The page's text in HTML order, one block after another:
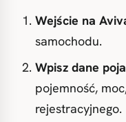
Wejście na
samochodu.
Wpisz dane
pojemność,
rejestracyjnego.